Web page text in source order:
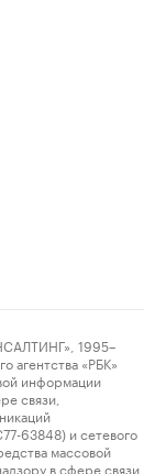
1995–
агентства «РБК»
информации
связи,
63848) и сетевого
массовой
в сфере связи,